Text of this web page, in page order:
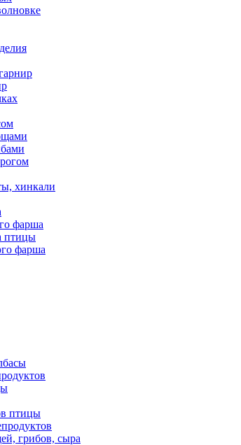
хинкали
фарша
птицы
фарша
птицы
грибов, сыра